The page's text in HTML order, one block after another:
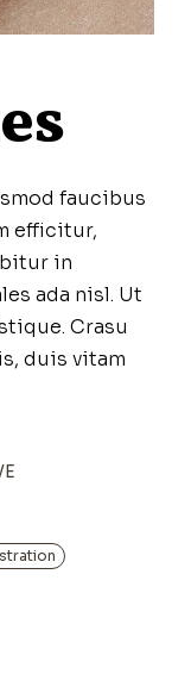
faucibus
efficitur,
in
ada nisl. Ut
Crasu
duis vitam